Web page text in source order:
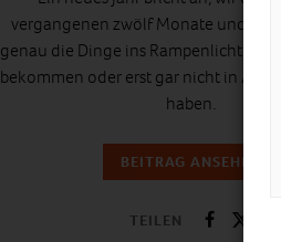
vergangenen zwölf Monate und
genau die Dinge ins Rampenlicht, die
bekommen oder erst gar nicht in
haben.
BEITRAG ANSEHEN
TEILEN